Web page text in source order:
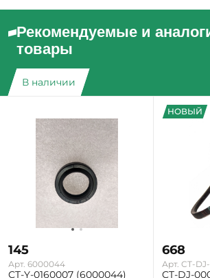
Рекомендуемые и
товары
В наличии
145
Арт. 6000044
CT-Y-0160007 (6000044)
НОВЫЙ
668
Арт. CT-
CT-DJ-